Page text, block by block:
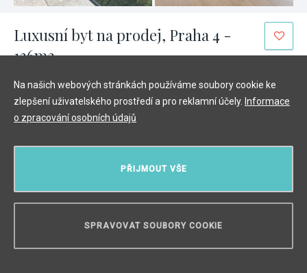
Luxusní byt na prodej, Praha 4 -
136m2
Modřany, Praha 4 / 4 + KK / Interiér 116 m² Balkón 20 m²
21 812 000 Kč
PŘIJMOUT VŠE
SPRAVOVAT SOUBORY COOKIE
Na našich webových stránkách používáme soubory cookie ke
zlepšení uživatelského prostředí a pro reklamní účely. Informace
o zpracování osobních údajů